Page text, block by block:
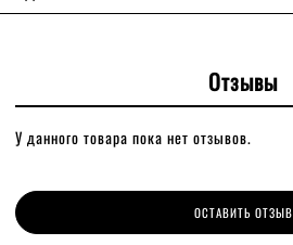
Отзывы
У данного товара пока нет отзывов.
ОСТАВИТЬ ОТЗЫВ